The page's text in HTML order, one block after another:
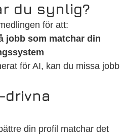
du synlig?
för att:
jobb som matchar din
för AI, kan du missa jobb
drivna
din profil matchar det